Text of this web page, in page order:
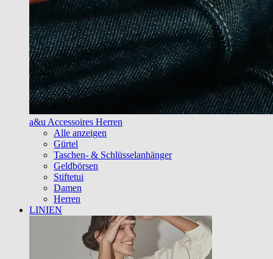
a&u Accessoires Herren
Alle anzeigen
Gürtel
Taschen- & Schlüsselanhänger
Geldbörsen
Stiftetui
Damen
Herren
LINIEN